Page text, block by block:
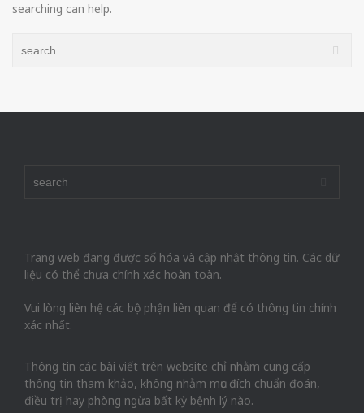
searching can help.
Trang web đang được số hóa và cập nhật thông tin. Các dữ
liệu có thể chưa chính xác hoàn toàn.
Vui lòng liên hệ các bộ phận liên quan để có thông tin chính
xác nhất.
Thông tin các bài viết trên website chỉ nhằm cung cấp
thông tin tham khảo, không nhằm mục đích chuẩn đoán,
điều trị hay phòng ngừa bất kỳ bệnh lý nào.